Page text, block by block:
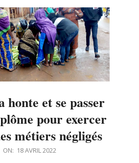
honte et se passer
pour exercer
métiers négligés
ON: 18 AVRIL 2022